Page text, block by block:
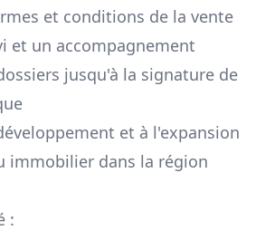
et conditions de la vente
et un accompagnement
jusqu'à la signature de
et à l'expansion
immobilier dans la région
: